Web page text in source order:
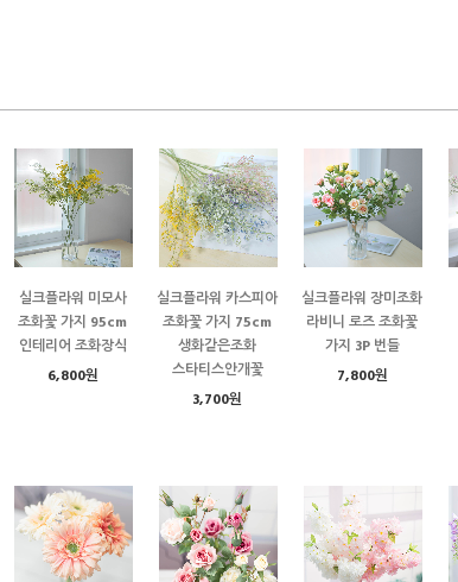
실크플라워 미모사
조화꽃 가지 95cm
인테리어 조화장식
6,800원
실크플라워 카스피아
조화꽃 가지 75cm
생화같은조화
스타티스안개꽃
3,700원
실크플라워 장미조화
라비니 로즈 조화꽃
가지 3P 번들
7,800원